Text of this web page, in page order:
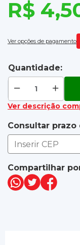
R$
Ver opções de pagamento
Quantidade:
Ver descrição
Consultar
Compartilhar